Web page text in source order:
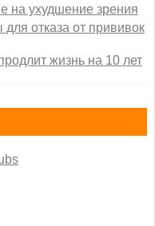
на ухудшение зрения
отказа от прививок
жизнь на 10 лет